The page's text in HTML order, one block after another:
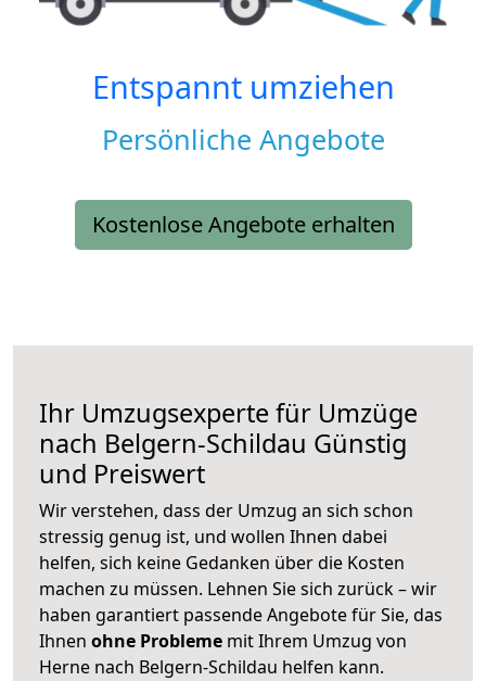
Entspannt umziehen
Persönliche Angebote
Kostenlose Angebote erhalten
Ihr Umzugsexperte für Umzüge
nach Belgern-Schildau Günstig
und Preiswert
Wir verstehen, dass der Umzug an sich schon
stressig genug ist, und wollen Ihnen dabei
helfen, sich keine Gedanken über die Kosten
machen zu müssen. Lehnen Sie sich zurück – wir
haben garantiert passende Angebote für Sie, das
Ihnen ohne Probleme mit Ihrem Umzug von
Herne nach Belgern-Schildau helfen kann.